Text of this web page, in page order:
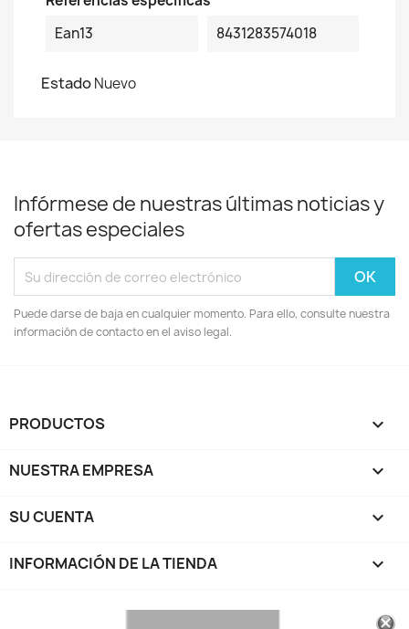
Ean13
8431283574018
EstadoNuevo
Infórmese de nuestras últimas noticias y
ofertas especiales
Puede darse de baja en cualquier momento. Para ello, consulte nuestra
información de contacto en el aviso legal.
PRODUCTOS 
NUESTRA EMPRESA 
SU CUENTA 
INFORMACIÓN DE LA TIENDA keyboard_arrow_down